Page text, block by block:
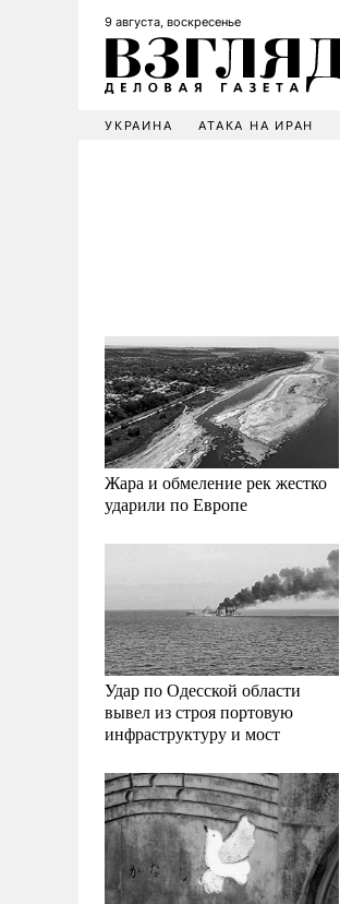
9 августа, воскресенье
УКРАИНА АТАКА НА ИРАН
Жара и обмеление рек жестко
ударили по Европе
Удар по Одесской области
вывел из строя портовую
инфраструктуру и мост